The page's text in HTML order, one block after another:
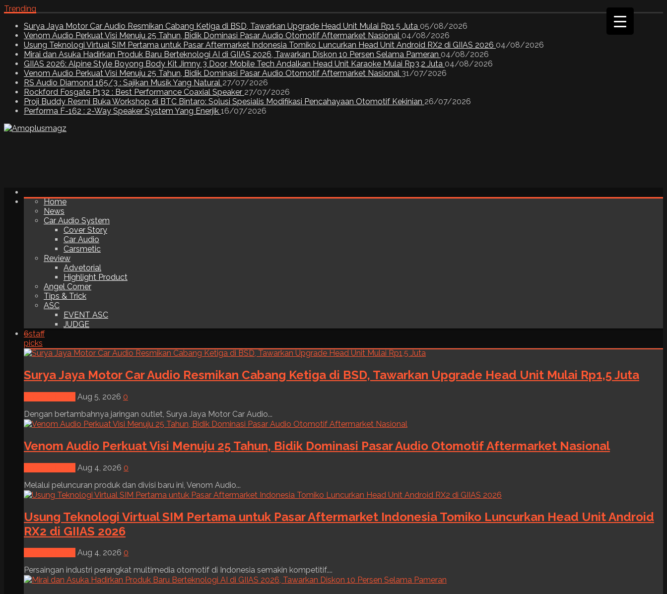
Trending
Surya Jaya Motor Car Audio Resmikan Cabang Ketiga di BSD, Tawarkan Upgrade Head Unit Mulai Rp1,5 Juta 05/08/2026
Venom Audio Perkuat Visi Menuju 25 Tahun, Bidik Dominasi Pasar Audio Otomotif Aftermarket Nasional 04/08/2026
Usung Teknologi Virtual SIM Pertama untuk Pasar Aftermarket Indonesia Tomiko Luncurkan Head Unit Android RX2 di GIIAS 2026 04/08/2026
Mirai dan Asuka Hadirkan Produk Baru Berteknologi AI di GIIAS 2026, Tawarkan Diskon 10 Persen Selama Pameran 04/08/2026
GIIAS 2026: Alpine Style Boyong Body Kit Jimny 3 Door, Mobile Tech Andalkan Head Unit Karaoke Mulai Rp3,2 Juta 04/08/2026
Venom Audio Perkuat Visi Menuju 25 Tahun, Bidik Dominasi Pasar Audio Otomotif Aftermarket Nasional 31/07/2026
RS Audio Diamond 165/3 : Sajikan Musik Yang Natural 27/07/2026
Rockford Fosgate P132 : Best Performance Coaxial Speaker 27/07/2026
Proji Buddy Resmi Buka Workshop di BTC Bintaro: Solusi Spesialis Modifikasi Pencahayaan Otomotif Kekinian 26/07/2026
Performa F-162 : 2-Way Speaker System Yang Enerjik 16/07/2026
Home
News
Car Audio System
Cover Story
Car Audio
Carsmetic
Review
Advetorial
Highlight Product
Angel Corner
Tips & Trick
ASC
EVENT ASC
JUDGE
6staff
picks
Surya Jaya Motor Car Audio Resmikan Cabang Ketiga di BSD, Tawarkan Upgrade Head Unit Mulai Rp1,5 Juta
Aug 5, 2026 0
Dengan bertambahnya jaringan outlet, Surya Jaya Motor Car Audio...
Venom Audio Perkuat Visi Menuju 25 Tahun, Bidik Dominasi Pasar Audio Otomotif Aftermarket Nasional
Aug 4, 2026 0
Melalui peluncuran produk dan divisi baru ini, Venom Audio...
Usung Teknologi Virtual SIM Pertama untuk Pasar Aftermarket Indonesia Tomiko Luncurkan Head Unit Android
RX2 di GIIAS 2026
Aug 4, 2026 0
Persaingan industri perangkat multimedia otomotif di Indonesia semakin kompetitif....